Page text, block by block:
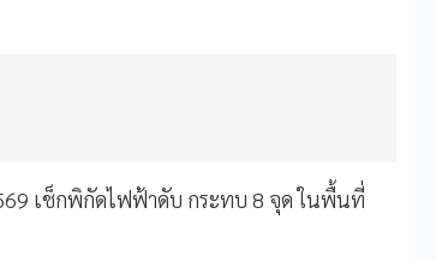
เช็กพิกัดไฟฟ้าดับ กระทบ 8 จุด ในพื้นที่